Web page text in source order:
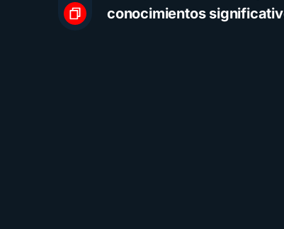
conocimientos